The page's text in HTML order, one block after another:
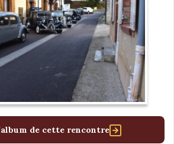
de cette rencontre